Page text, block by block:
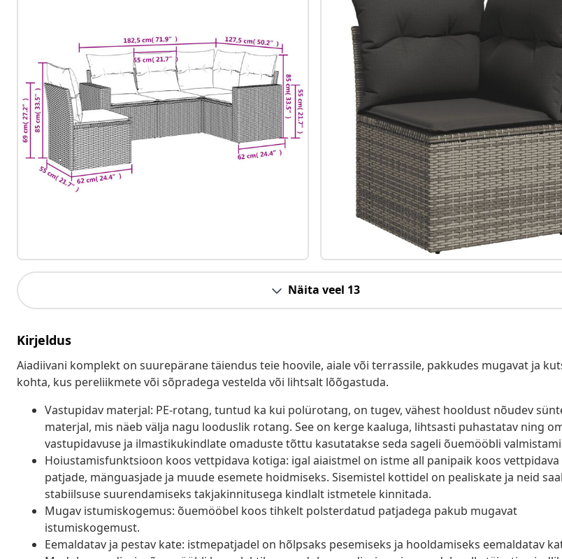
Näita veel 13
Kirjeldus
Aiadiivani komplekt on suurepärane täiendus teie hoovile, aiale või terrassile, pakkudes mugavat ja
kohta, kus pereliikmete või sõpradega vestelda või lihtsalt lõõgastuda.
Vastupidav materjal: PE-rotang, tuntud ka kui polürotang, on tugev, vähest hooldust nõudev
materjal, mis näeb välja nagu looduslik rotang. See on kerge kaaluga, lihtsasti puhastatav ning
vastupidavuse ja ilmastikukindlate omaduste tõttu kasutatakse seda sageli õuemööbli
Hoiustamisfunktsioon koos vettpidava kotiga: igal aiaistmel on istme all panipaik koos
patjade, mänguasjade ja muude esemete hoidmiseks. Sisemistel kottidel on pealiskate ja neid
stabiilsuse suurendamiseks takjakinnitusega kindlalt istmetele kinnitada.
Mugav istumiskogemus: õuemööbel koos tihkelt polsterdatud patjadega pakub mugavat
istumiskogemust.
Eemaldatav ja pestav kate: istmepatjadel on hõlpsaks pesemiseks ja hooldamiseks eemaldatav